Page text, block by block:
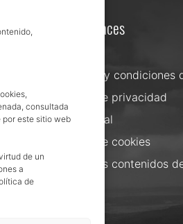
consultada
este sitio web
de un
a
de
Otros enlaces
Términos y condiciones
Política de privacidad
Aviso Legal
Política de cookies
Uso de los contenidos